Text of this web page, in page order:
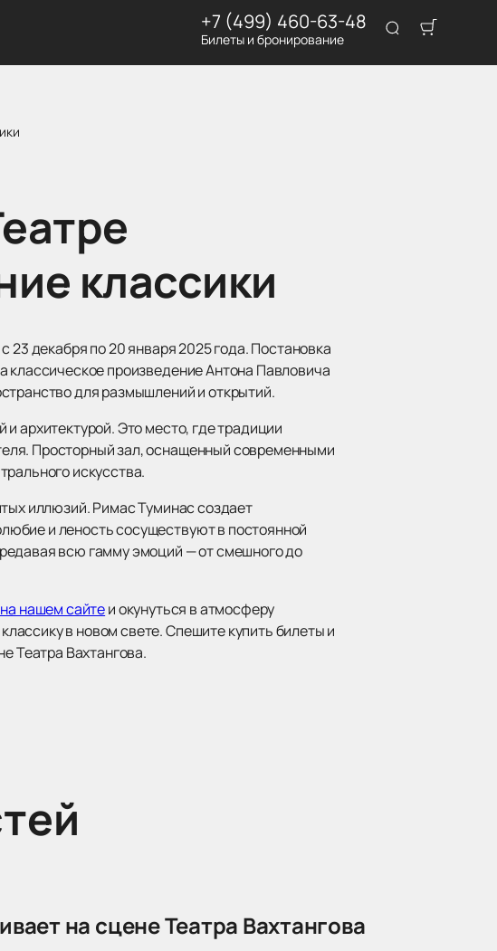
+7 (499) 460-63-48
Билеты и бронирование
классики
23 декабря по 20 января 2025 года. Постановка
классическое произведение Антона Павловича
для размышлений и открытий.
архитектурой. Это место, где традиции
Просторный зал, оснащенный современными
искусства.
иллюзий. Римас Туминас создает
и леность сосуществуют в постоянной
всю гамму эмоций — от смешного до
нашем сайтеи окунуться в атмосферу
в новом свете. Спешите купить билеты и
Театра Вахтангова.
на сцене Театра Вахтангова